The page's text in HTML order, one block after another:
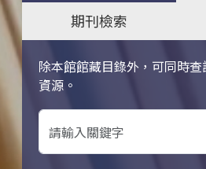
期刊檢索
除本館館藏目錄外，可同時
資源。
關鍵字搜尋